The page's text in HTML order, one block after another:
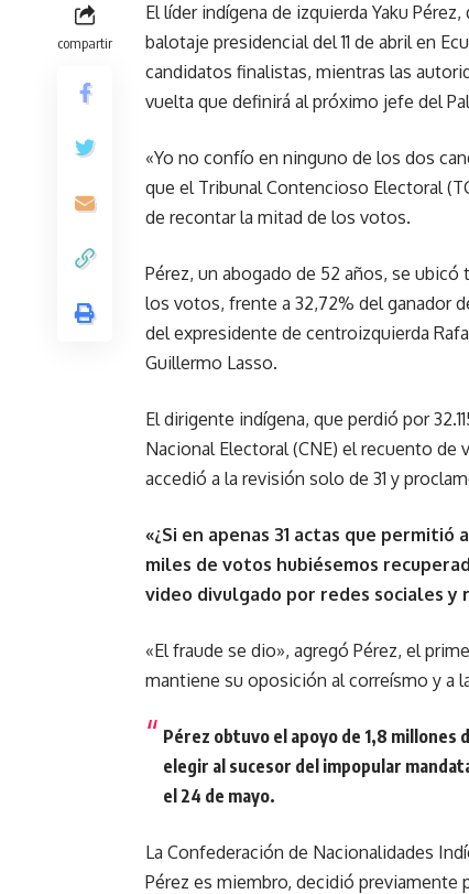
compartir
El líder indígena de izquierda Yaku
balotaje presidencial del 11 de abril en
candidatos finalistas, mientras las
vuelta que definirá al próximo jefe del
«Yo no confío en ninguno de los dos
que el Tribunal Contencioso Electoral
de recontar la mitad de los votos.
Pérez, un abogado de 52 años, se
los votos, frente a 32,72% del ganador
del expresidente de centroizquierda
Guillermo Lasso.
El dirigente indígena, que perdió por
Nacional Electoral (CNE) el recuento
accedió a la revisión solo de 31 y
«¿Si en apenas 31 actas que permitió
miles de votos hubiésemos
video divulgado por redes sociales y
«El fraude se dio», agregó Pérez, el
mantiene su oposición al correísmo y a
Pérez obtuvo el apoyo de 1,8 millones
elegir al sucesor del impopular
el 24 de mayo.
La Confederación de Nacionalidades
Pérez es miembro, decidió